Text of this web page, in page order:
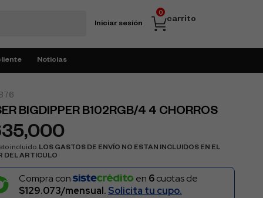
Iniciar sesión carrito
0
Noticias
BIGDIPPER B102RGB/4 4 CHORROS
incluido. LOS GASTOS DE ENVÍO NO ESTAN INCLUIDOS EN EL
DEL ARTICULO
Compra con en 6cuotas de
$129.073/mensual. Solicita tu cupo.